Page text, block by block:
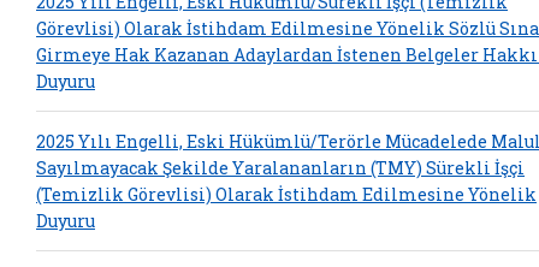
Görevlisi) Olarak İstihdam Edilmesine Yönelik Sözlü
Girmeye Hak Kazanan Adaylardan İstenen Belgeler
Duyuru
2025 Yılı Engelli, Eski Hükümlü/Terörle Mücadelede
Sayılmayacak Şekilde Yaralananların (TMY) Sürekli İşçi
(Temizlik Görevlisi) Olarak İstihdam Edilmesine Yönelik
Duyuru